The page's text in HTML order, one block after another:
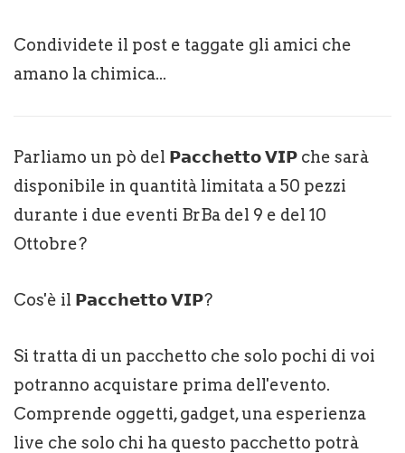
Condividete il post e taggate gli amici che
amano la chimica...
Parliamo un pò del 𝗣𝗮𝗰𝗰𝗵𝗲𝘁𝘁𝗼 𝗩𝗜𝗣 che sarà
disponibile in quantità limitata a 50 pezzi
durante i due eventi BrBa del 9 e del 10
Ottobre?
Cos'è il 𝗣𝗮𝗰𝗰𝗵𝗲𝘁𝘁𝗼 𝗩𝗜𝗣?
Si tratta di un pacchetto che solo pochi di voi
potranno acquistare prima dell'evento.
Comprende oggetti, gadget, una esperienza
live che solo chi ha questo pacchetto potrà